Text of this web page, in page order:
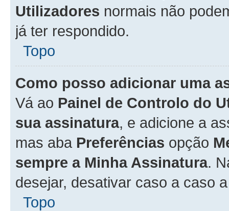
Utilizadores normais não
já ter respondido.
Topo
Como posso adicionar uma
Vá ao Painel de Controlo do
sua assinatura, e adicione a
mas aba Preferências opção
sempre a Minha Assinatura.
desejar, desativar caso a caso
Topo